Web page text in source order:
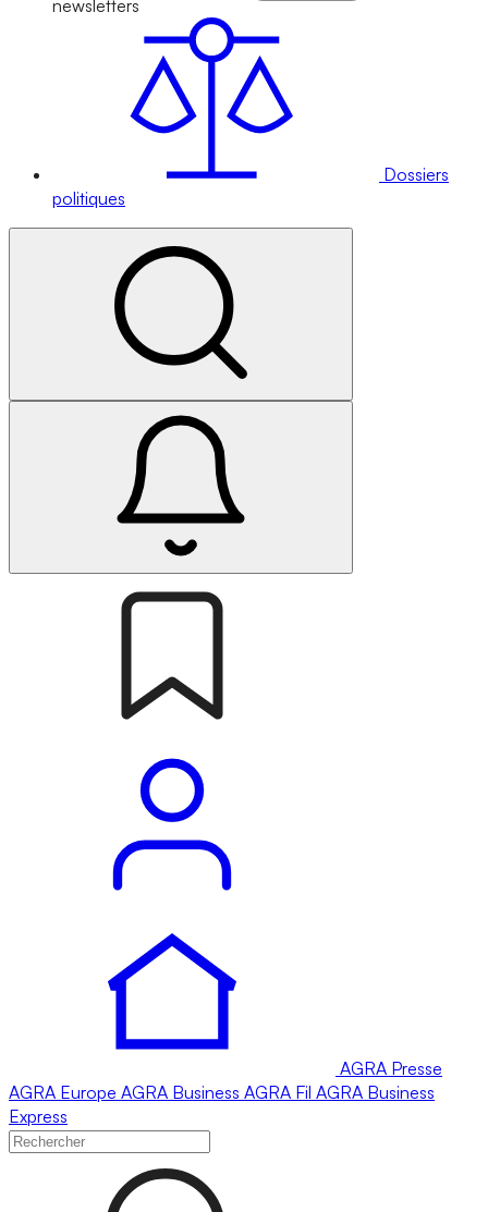
newsletters
Dossiers
politiques
AGRA Presse
AGRA Europe AGRA Business AGRA Fil AGRA Business
Express